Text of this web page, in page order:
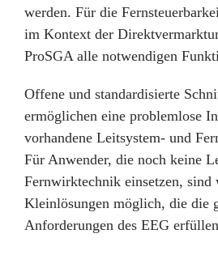
werden. Für die
im Kontext der
ProSGA alle notwendigen
Offene und standardisierte
ermöglichen eine problemlose
vorhandene Leitsystem- und
Für Anwender, die noch keine
Fernwirktechnik einsetzen,
Kleinlösungen möglich, die die
Anforderungen des EEG